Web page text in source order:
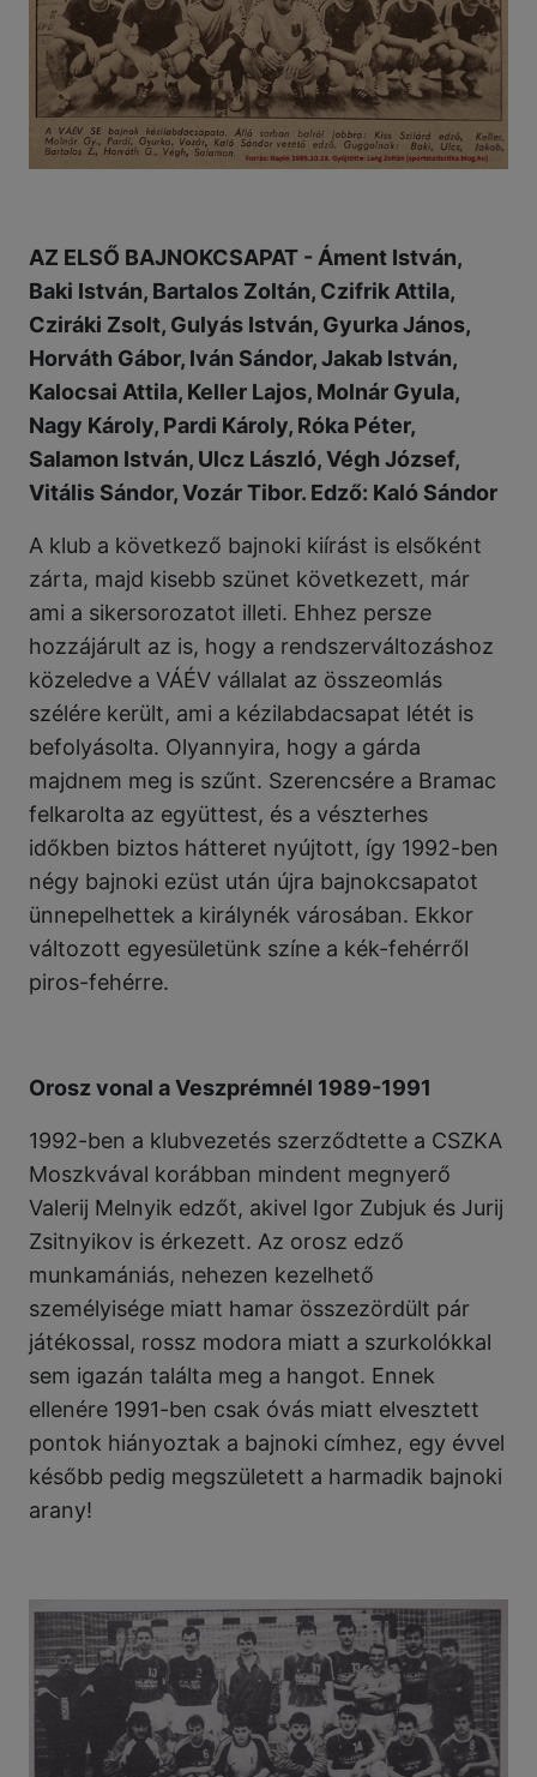
AZ ELSŐ BAJNOKCSAPAT - Áment István,
Baki István, Bartalos Zoltán, Czifrik Attila,
Cziráki Zsolt, Gulyás István, Gyurka János,
Horváth Gábor, Iván Sándor, Jakab István,
Kalocsai Attila, Keller Lajos, Molnár Gyula,
Nagy Károly, Pardi Károly, Róka Péter,
Salamon István, Ulcz László, Végh József,
Vitális Sándor, Vozár Tibor. Edző: Kaló Sándor
A klub a következő bajnoki kiírást is elsőként
zárta, majd kisebb szünet következett, már
ami a sikersorozatot illeti. Ehhez persze
hozzájárult az is, hogy a rendszerváltozáshoz
közeledve a VÁÉV vállalat az összeomlás
szélére került, ami a kézilabdacsapat létét is
befolyásolta. Olyannyira, hogy a gárda
majdnem meg is szűnt. Szerencsére a Bramac
felkarolta az együttest, és a vészterhes
időkben biztos hátteret nyújtott, így 1992-ben
négy bajnoki ezüst után újra bajnokcsapatot
ünnepelhettek a királynék városában. Ekkor
változott egyesületünk színe a kék-fehérről
piros-fehérre.
Orosz vonal a Veszprémnél 1989-1991
1992-ben a klubvezetés szerződtette a CSZKA
Moszkvával korábban mindent megnyerő
Valerij Melnyik edzőt, akivel Igor Zubjuk és Jurij
Zsitnyikov is érkezett. Az orosz edző
munkamániás, nehezen kezelhető
személyisége miatt hamar összezördült pár
játékossal, rossz modora miatt a szurkolókkal
sem igazán találta meg a hangot. Ennek
ellenére 1991-ben csak óvás miatt elvesztett
pontok hiányoztak a bajnoki címhez, egy évvel
később pedig megszületett a harmadik bajnoki
arany!